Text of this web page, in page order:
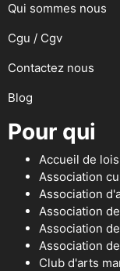
Qui sommes nous
Cgu / Cgv
Contactez nous
Blog
Pour qui
Accueil de
Association
Association
Association
Association
Association
Club d'arts